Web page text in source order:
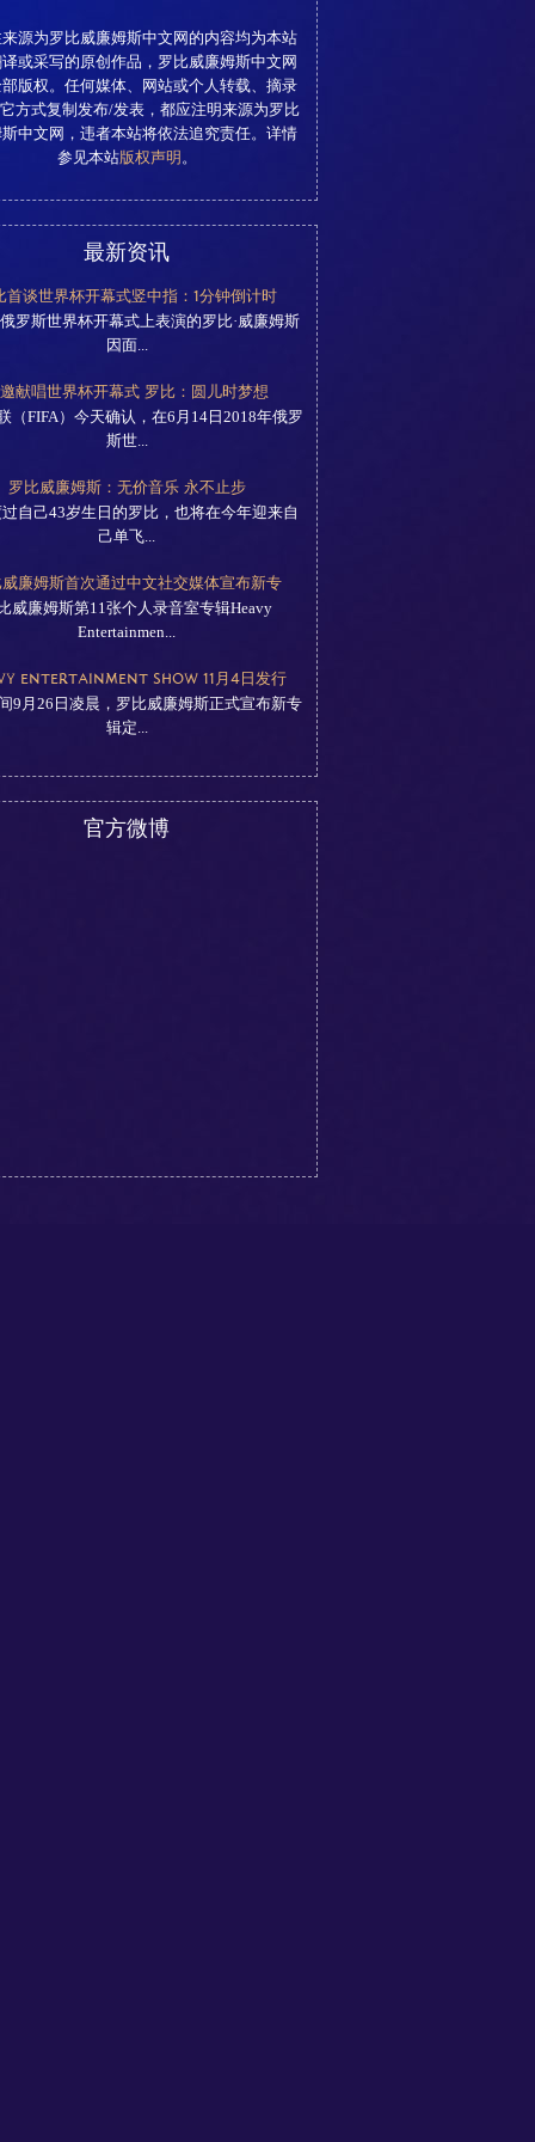
源为罗比威廉姆斯中文网的内容均为本站
或采写的原创作品，罗比威廉姆斯中文网
版权。任何媒体、网站或个人转载、摘录
方式复制发布/发表，都应注明来源为罗比
中文网，违者本站将依法追究责任。详情
参见本站版权声明 。
最新资讯
首谈世界杯开幕式竖中指：1分钟倒计时
罗斯世界杯开幕式上表演的罗比·威廉姆斯
因面...
献唱世界杯开幕式 罗比：圆儿时梦想
（FIFA）今天确认，在6月14日2018年俄罗
斯世...
罗比威廉姆斯：无价音乐 永不止步
自己43岁生日的罗比，也将在今年迎来自
己单飞...
廉姆斯首次通过中文社交媒体宣布新专
威廉姆斯第11张个人录音室专辑Heavy
Entertainmen...
ENTERTAINMENT SHOW 11月4日发行
9月26日凌晨，罗比威廉姆斯正式宣布新专
辑定...
官方微博